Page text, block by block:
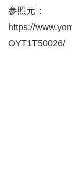
参照元：
https://
OYT1T50026/